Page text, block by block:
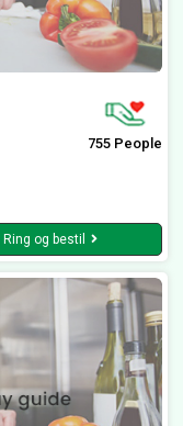
755 People
Ring og bestil